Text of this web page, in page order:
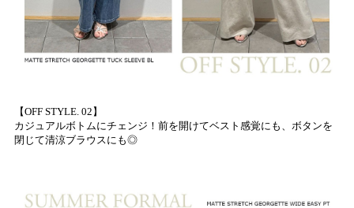
【OFF STYLE. 02】
カジュアルボトムにチェンジ！前を開けてベスト感覚にも、ボタンを
閉じて清涼ブラウスにも◎